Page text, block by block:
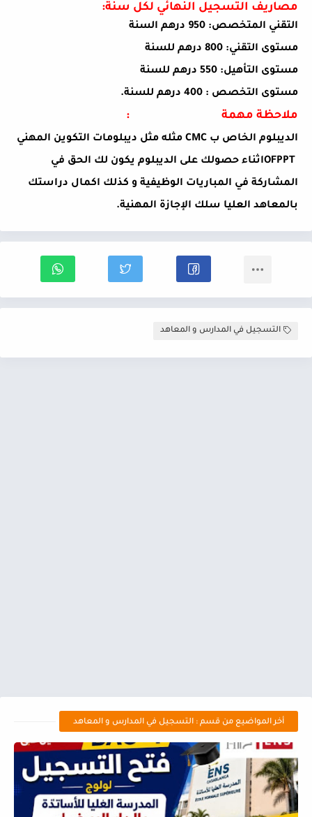
مصاريف التسجيل النهائي لكل سنة:
التقني المتخصص: 950 درهم السنة
مستوى التقني: 800 درهم للسنة
مستوى التأهيل: 550 درهم للسنة
مستوى التخصص : 400 درهم للسنة
.
ملاحظة مهمة :
الديبلوم الخاص ب CMC مثله مثل ديبلومات التكوين المهني
OFPPTاثناء حصولك على الديبلوم يكون لك الحق في
المشاركة في المباريات الوظيفية و كذلك اكمال دراستك
بالمعاهد العليا سلك الإجازة المهنية.
التسجيل في المدارس و المعاهد
أخر المواضيع من قسم : التسجيل في المدارس و المعاهد